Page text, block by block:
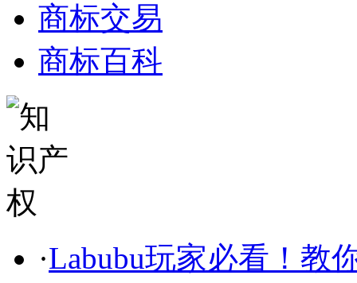
商标交易
商标百科
·Labubu玩家必看！教